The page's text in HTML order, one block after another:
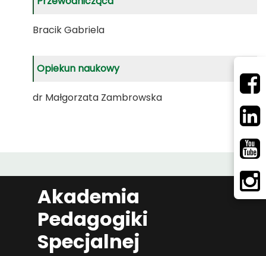
Bracik Gabriela
Opiekun naukowy
dr Małgorzata Zambrowska
Akademia
Pedagogiki
Specjalnej